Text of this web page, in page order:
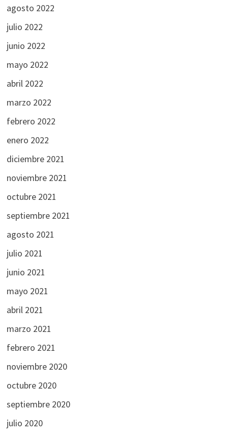
agosto 2022
julio 2022
junio 2022
mayo 2022
abril 2022
marzo 2022
febrero 2022
enero 2022
diciembre 2021
noviembre 2021
octubre 2021
septiembre 2021
agosto 2021
julio 2021
junio 2021
mayo 2021
abril 2021
marzo 2021
febrero 2021
noviembre 2020
octubre 2020
septiembre 2020
julio 2020